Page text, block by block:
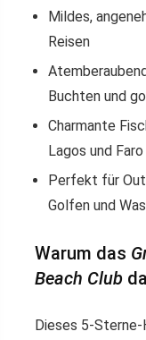
Mildes,
Reisen
Buchten und
Charmante
Lagos und Faro
Perfekt für
Golfen und
Warum das
Beach Club
Dieses 5-